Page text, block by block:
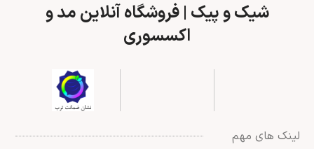
شیک و پیک | فروشگاه آنلاین مد و
اکسسوری
لینک های مهم